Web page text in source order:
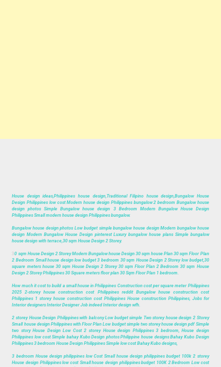
House design ideas,Philippines house design,Traditional Filipino house design,Bungalow House
Design Philippines low cost Modern house design Philippines bungalow 2 bedroom Bungalow house
design photos Simple Bungalow house design 3 Bedroom Modern Bungalow House Design
Philippines Small modern house design Philippines bungalow.
Bungalow house design photos Low budget simple bungalow house design Modern bungalow house
design Modern Bungalow House Design pinterest Luxury bungalow house plans Simple bungalow
house design with terrace,30 sqm House Design 2 Storey.
30 sqm House Design 2 Storey Modern Bungalow house Design 30 sqm house Plan 30 sqm Floor Plan
2 Bedroom Small house design low budget 3 bedroom 30 sqm House Design 2 Storey low budget,30
square meters house 30 sqm House Design 2 Storey 30 sqm Floor Plan 2 Bedroom 30 sqm House
Design 2 Storey Philippines 30 Square meters floor plan 30 Sqm Floor Plan 1 bedroom.
How much it cost to build a small house in Philippines Construction cost per square meter Philippines
2025 2-storey house construction cost Philippines reddit Bungalow house construction cost
Philippines 1 storey house construction cost Philippines House construction Philippines, Jobs for
Interior designers Interior Designer Job indeed Interior design wfh.
2 storey House Design Philippines with balcony Low budget simple Two storey house design 2 Storey
Small house design Philippines with Floor Plan Low budget simple two storey house design pdf Simple
two story House Design Low Cost 2 storey House design Philippines 3 bedroom, House design
Philippines low cost Simple bahay Kubo Design photos Philippine house designs Bahay Kubo Design
Philippines 3 bedroom House Design Philippines Simple low cost Bahay Kubo designs,
3 bedroom House design philippines low Cost Small house design philippines budget 100k 2 storey
House design Philippines low cost Small house design philippines budget 100K 2 Bedroom Low cost